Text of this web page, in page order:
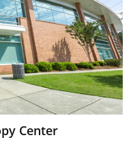
Center